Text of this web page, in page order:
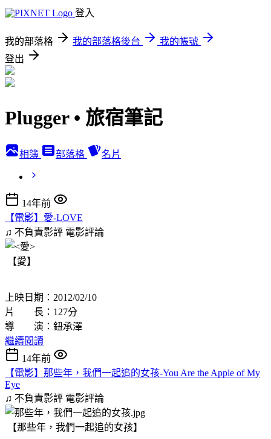
登入
我的部落格 我的部落格後台
我的帳號
登出
Plugger • 旅宿筆記
相簿 部落格 名片
14年前
【電影】愛-LOVE
♫ 不負責影評 電影評論
【愛】
上映日期：2012/02/10
片 長：127分
導 演：鈕承澤
繼續閱讀
14年前
【電影】那些年，我們一起追的女孩-You Are the Apple of My
Eye
♫ 不負責影評 電影評論
【那些年，我們一起追的女孩】